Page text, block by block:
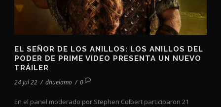
EL SEÑOR DE LOS ANILLOS: LOS ANILLOS DEL
PODER DE PRIME VIDEO PRESENTA UN NUEVO
TRÁILER
24 Jul 22 / dhuelamo / 0
En el panel moderado por Stephen Colbert participaron 21